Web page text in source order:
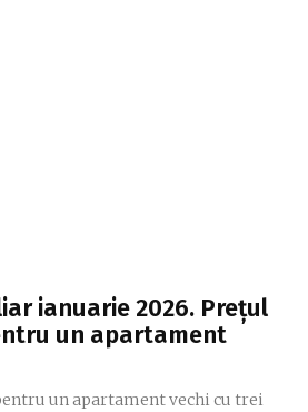
ianuarie 2026. Preţul
un apartament
un apartament vechi cu trei